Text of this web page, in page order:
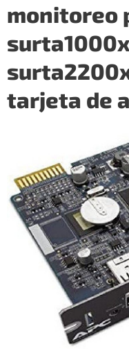
monitoreo
tarjeta de